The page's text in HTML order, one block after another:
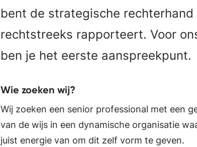
bent de strategische
rechtstreeks rapporteert. Voor
ben je het eerste aanspreekpunt.
Wie zoeken wij?
Wij zoeken een senior professional met een
van de wijs in een dynamische organisatie
juist energie van om dit zelf vorm te geven.